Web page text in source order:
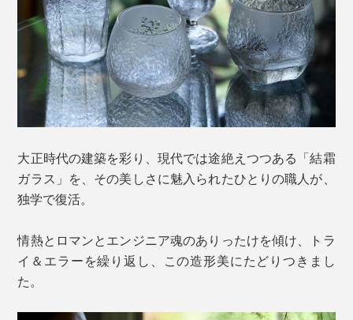
大正時代の建築を彩り、現代では途絶えつつある「結霜
ガラス」を、その美しさに魅入られたひとりの職人が、
独学で復活。
情熱とロマンとエンジニア魂のありったけを傾け、トラ
イ＆エラーを繰り返し、この造形美にたどりつきまし
た。